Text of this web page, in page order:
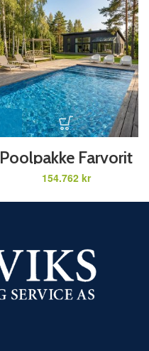
Poolpakke Farvorit
3 x 6 x 1,5 m
kr